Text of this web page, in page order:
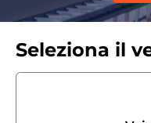
Seleziona il